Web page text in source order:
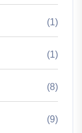
(1)
(1)
(8)
(9)